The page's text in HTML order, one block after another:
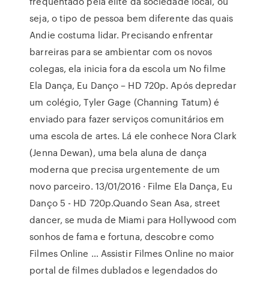
seja, o tipo de pessoa bem diferente das quais
Andie costuma lidar. Precisando enfrentar
barreiras para se ambientar com os novos
colegas, ela inicia fora da escola um No filme
Ela Dança, Eu Danço – HD 720p. Após depredar
um colégio, Tyler Gage (Channing Tatum) é
enviado para fazer serviços comunitários em
uma escola de artes. Lá ele conhece Nora Clark
(Jenna Dewan), uma bela aluna de dança
moderna que precisa urgentemente de um
novo parceiro. 13/01/2016 · Filme Ela Dança, Eu
Danço 5 - HD 720p.Quando Sean Asa, street
dancer, se muda de Miami para Hollywood com
sonhos de fama e fortuna, descobre como
Filmes Online … Assistir Filmes Online no maior
portal de filmes dublados e legendados do